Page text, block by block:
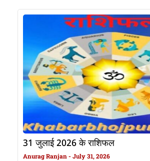
31 जुलाई 2026 के राशिफल
Anurag Ranjan July 31, 2026